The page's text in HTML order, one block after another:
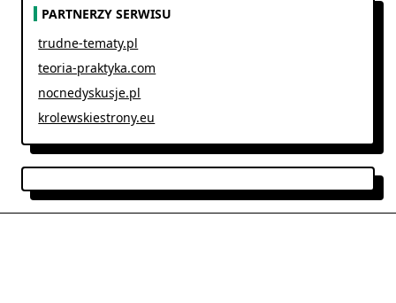
PARTNERZY SERWISU
trudne-tematy.pl
teoria-praktyka.com
nocnedyskusje.pl
krolewskiestrony.eu